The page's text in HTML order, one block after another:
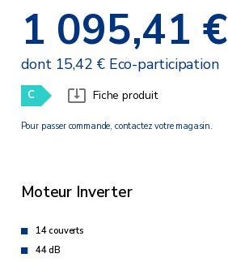
1 095,41 €
dont 15,42 € Eco-participation
C Fiche produit
Pour passer commande, contactez votre magasin.
Moteur Inverter
14 couverts
44 dB